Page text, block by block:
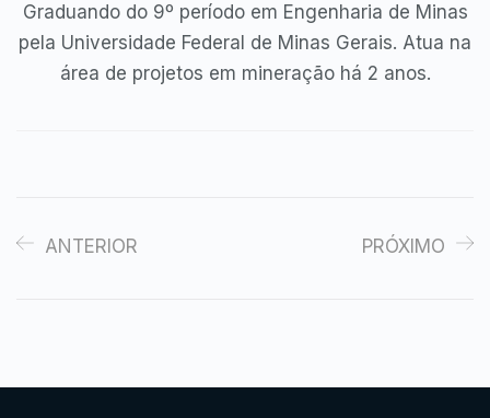
Graduando do 9º período em Engenharia de Minas
pela Universidade Federal de Minas Gerais. Atua na
área de projetos em mineração há 2 anos.
ANTERIOR PRÓXIMO